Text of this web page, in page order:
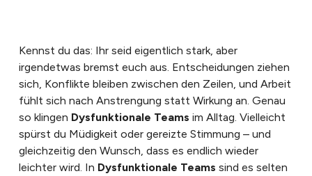
Kennst du das: Ihr seid eigentlich stark, aber
irgendetwas bremst euch aus. Entscheidungen ziehen
sich, Konflikte bleiben zwischen den Zeilen, und Arbeit
fühlt sich nach Anstrengung statt Wirkung an. Genau
so klingen Dysfunktionale Teams im Alltag. Vielleicht
spürst du Müdigkeit oder gereizte Stimmung – und
gleichzeitig den Wunsch, dass es endlich wieder
leichter wird. In Dysfunktionale Teams sind es selten